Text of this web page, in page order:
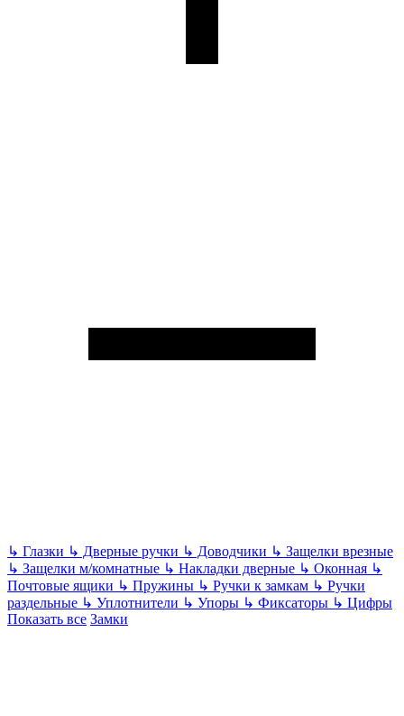
↳ Глазки ↳ Дверные ручки ↳ Доводчики ↳ Защелки врезные
↳ Защелки м/комнатные ↳ Накладки дверные ↳ Оконная ↳
Почтовые ящики ↳ Пружины ↳ Ручки к замкам ↳ Ручки
раздельные ↳ Уплотнители ↳ Упоры ↳ Фиксаторы ↳ Цифры
Показать все Замки